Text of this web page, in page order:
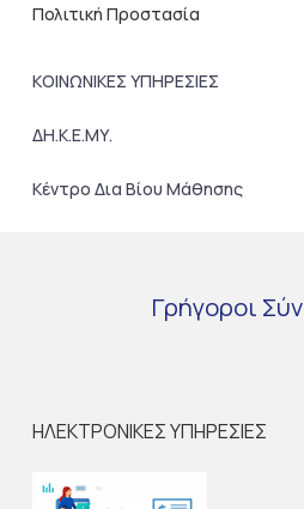
Πολιτική Προστασία
ΚΟΙΝΩΝΙΚΕΣ ΥΠΗΡΕΣΙΕΣ
ΔΗ.Κ.Ε.ΜΥ.
Κέντρο Δια Βίου Μάθησης
Γρήγοροι
ΗΛΕΚΤΡΟΝΙΚΕΣ ΥΠΗΡΕΣΙΕΣ